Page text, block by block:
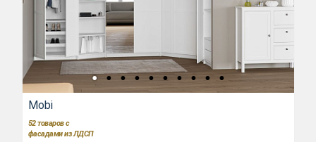
Mobi
52товаров с
фасадами из ЛДСП